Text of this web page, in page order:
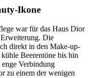
Ikone
war für das Haus Dior
Die
direkt in den Make-up-
Beerentöne bis hin
Verbindung
zu einem der wenigen